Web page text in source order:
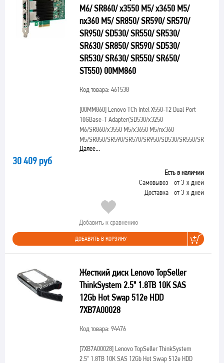
M6/ SR860/ x3550 M5/ x3650 M5/
nx360 M5/ SR850/ SR590/ SR570/
SR950/ SD530/ SR550/ SR530/
SR630/ SR850/ SR590/ SD530/
SR530/ SR630/ SR550/ SR650/
ST550) 00MM860
Код товара: 461538
[00MM860]Lenovo TCh Intel X550-T2 Dual Port
10GBase-T Adapter(SD530/x3250
M6/SR860/x3550 M5/x3650 M5/nx360
M5/SR850/SR590/SR570/SR950/SD530/SR550/SR530/
Далее...
30 409 руб
Есть в наличии
Самовывоз - от 3-х дней
Доставка - от 3-х дней
Добавить к сравнению
ДОБАВИТЬ В КОРЗИНУ
Жесткий диск Lenovo TopSeller
ThinkSystem 2.5" 1.8TB 10K SAS
12Gb Hot Swap 512e HDD
7XB7A00028
Код товара: 94476
[7XB7A00028]Lenovo TopSeller ThinkSystem
2.5" 1.8TB 10K SAS 12Gb Hot Swap 512e HDD